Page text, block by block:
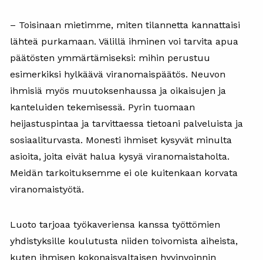
– Toisinaan mietimme, miten tilannetta kannattaisi
lähteä purkamaan. Välillä ihminen voi tarvita apua
päätösten ymmärtämiseksi: mihin perustuu
esimerkiksi hylkäävä viranomaispäätös. Neuvon
ihmisiä myös muutoksenhaussa ja oikaisujen ja
kanteluiden tekemisessä. Pyrin tuomaan
heijastuspintaa ja tarvittaessa tietoani palveluista ja
sosiaaliturvasta. Monesti ihmiset kysyvät minulta
asioita, joita eivät halua kysyä viranomaistaholta.
Meidän tarkoituksemme ei ole kuitenkaan korvata
viranomaistyötä.
Luoto tarjoaa työkaveriensa kanssa työttömien
yhdistyksille koulutusta niiden toivomista aiheista,
kuten ihmisen kokonaisvaltaisen hyvinvoinnin